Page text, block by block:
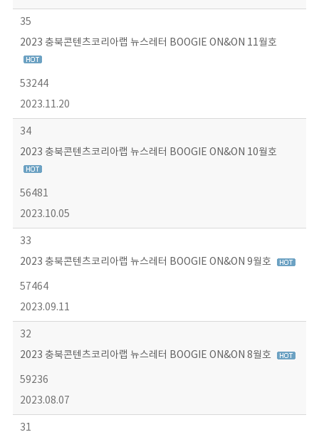
35
2023 충북콘텐츠코리아랩 뉴스레터 BOOGIE ON&ON 11월호
53244
2023.11.20
34
2023 충북콘텐츠코리아랩 뉴스레터 BOOGIE ON&ON 10월호
56481
2023.10.05
33
2023 충북콘텐츠코리아랩 뉴스레터 BOOGIE ON&ON 9월호
57464
2023.09.11
32
2023 충북콘텐츠코리아랩 뉴스레터 BOOGIE ON&ON 8월호
59236
2023.08.07
31